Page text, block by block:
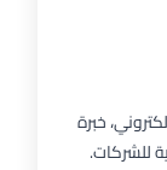
خبرة